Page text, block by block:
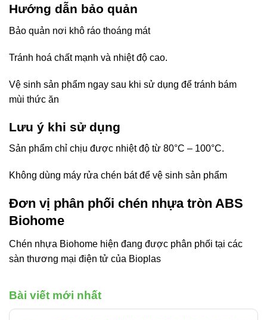
Hướng dẫn bảo quản
Bảo quản nơi khô ráo thoáng mát
Tránh hoá chất mạnh và nhiệt độ cao.
Vệ sinh sản phẩm ngay sau khi sử dụng để tránh bám
mùi thức ăn
Lưu ý khi sử dụng
Sản phẩm chỉ chịu được nhiệt độ từ 80°C – 100°C.
Không dùng máy rửa chén bát để vệ sinh sản phẩm
Đơn vị phân phối chén nhựa tròn ABS
Biohome
Chén nhựa Biohome hiện đang được phân phối tại các
sàn thương mại điện tử của Bioplas
Bài viết mới nhất